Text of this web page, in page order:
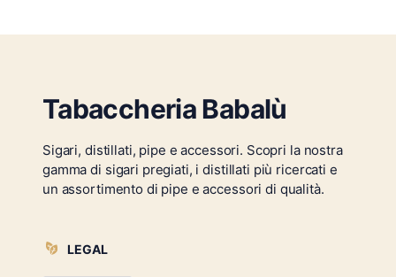
Tabaccheria Babalù
Sigari, distillati, pipe e accessori. Scopri la nostra
gamma di sigari pregiati, i distillati più ricercati e
un assortimento di pipe e accessori di qualità.
LEGAL